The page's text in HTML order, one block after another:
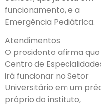
funcionamento, e a
Emergência Pediátrica.
Atendimentos
O presidente afirma que
Centro de
irá funcionar no Setor
Universitário em um
próprio do instituto,